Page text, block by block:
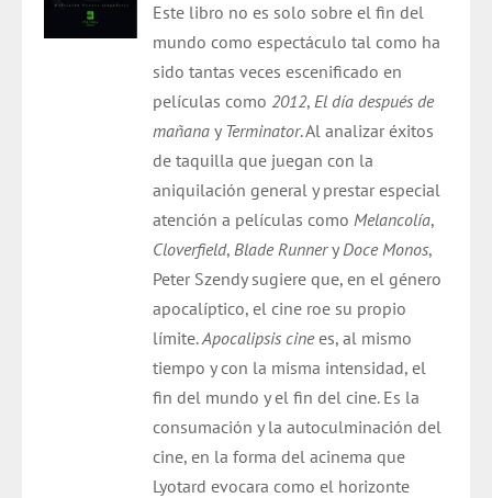
era:
$ 17.000.
es:
$ 16.000.
Este libro no es solo sobre el fin del
mundo como espectáculo tal como ha
sido tantas veces escenificado en
películas como2012,El día después de
mañanay Terminator. Al analizar éxitos
de taquilla que juegan con la
aniquilación general y prestar especial
atención a películas comoMelancolía,
Cloverfield,Blade RunneryDoce Monos,
Peter Szendy sugiere que, en el género
apocalíptico, el cine roe su propio
límite.Apocalipsis cinees, al mismo
tiempo y con la misma intensidad, el
fin del mundo y el fin del cine. Es la
consumación y la autoculminación del
cine, en la forma del acinema que
Lyotard evocara como el horizonte